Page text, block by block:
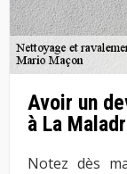
Avoir un
à La
Notez dès